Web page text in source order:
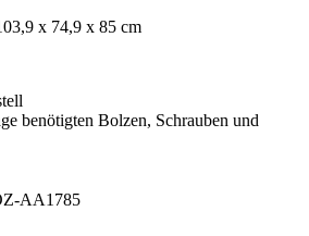
x 74,9 x 85 cm
benötigten Bolzen, Schrauben und
AA1785